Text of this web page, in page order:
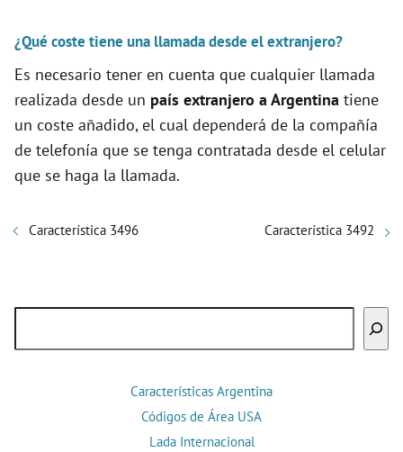
¿Qué coste tiene una llamada desde el extranjero?
Es necesario tener en cuenta que cualquier llamada
realizada desde un país extranjero a Argentina tiene
un coste añadido, el cual dependerá de la compañía
de telefonía que se tenga contratada desde el celular
que se haga la llamada.
Característica 3496 Característica 3492
Características Argentina
Códigos de Área USA
Lada Internacional